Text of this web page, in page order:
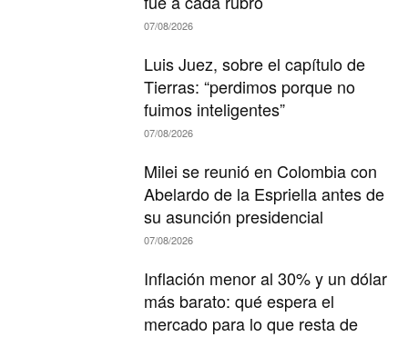
07/08/2026
Luis Juez, sobre el capítulo de
Tierras: “perdimos porque no
fuimos inteligentes”
07/08/2026
Milei se reunió en Colombia con
Abelardo de la Espriella antes de
su asunción presidencial
07/08/2026
Inflación menor al 30% y un dólar
más barato: qué espera el
mercado para lo que resta de